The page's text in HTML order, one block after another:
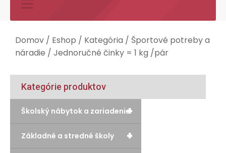
Domov / Eshop / Kategória / Športové potreby a
náradie / Jednoručné činky = 1 kg /pár
Kategórie produktov
+
Školský nábytok a zariadenie
+
Základné a stredné školy